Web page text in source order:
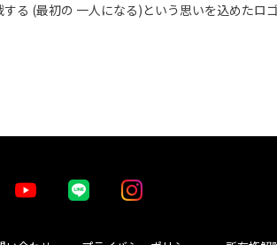
る (最初の 一人になる)という思いを込めたロゴ